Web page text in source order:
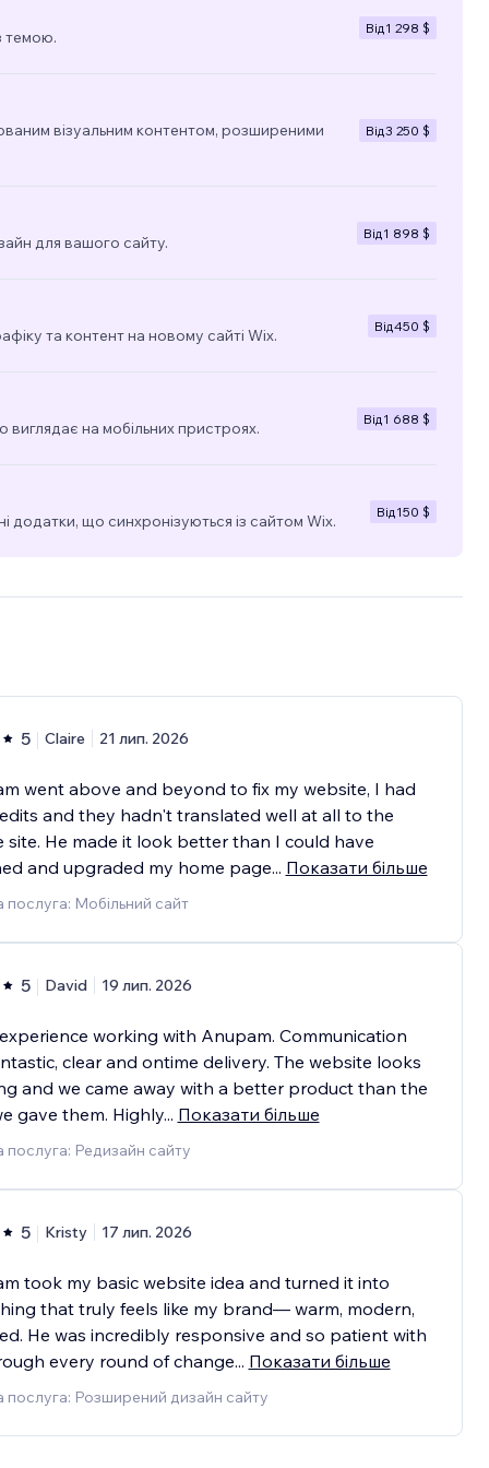
темою.
Від 1 298 $
візуальним контентом, розширеними
Від3 250 $
для вашого сайту.
Від 1 898 $
та контент на новому сайті Wix.
Від450 $
виглядає на мобільних пристроях.
Від 1 688 $
додатки, що синхронізуються із сайтом Wix.
Від 150 $
5 Claire 21 лип. 2026
went above and beyond to fix my website, I had
and they hadn't translated well at all to the
site. He made it look better than I could have
and upgraded my home page... Показати більше
послуга: Мобільний сайт
5 David 19 лип. 2026
working with Anupam. Communication
clear and ontime delivery. The website looks
and we came away with a better product than the
gave them. Highly... Показати більше
послуга: Редизайн сайту
5 Kristy 17 лип. 2026
took my basic website idea and turned it into
that truly feels like my brand— warm, modern,
He was incredibly responsive and so patient with
every round of change... Показати більше
послуга: Розширений дизайн сайту